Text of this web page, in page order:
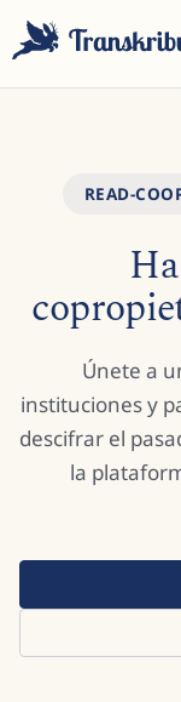
Empiece a
READ-
Únete a
instituciones y
descifrar el
la